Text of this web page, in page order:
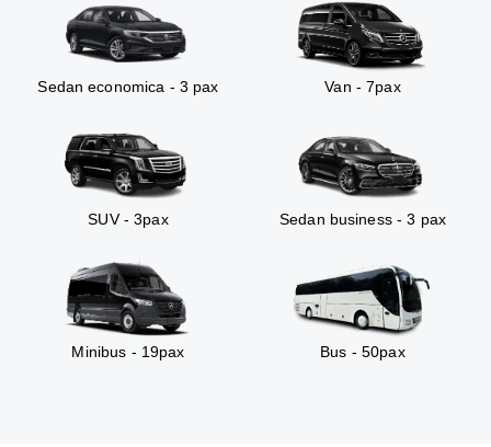
Sedan economica - 3 pax Van - 7pax
SUV - 3pax Sedan business - 3 pax
Minibus - 19pax Bus - 50pax